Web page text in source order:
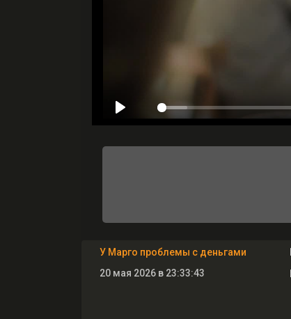
У Марго проблемы с деньгами
20 мая 2026 в 23:33:43